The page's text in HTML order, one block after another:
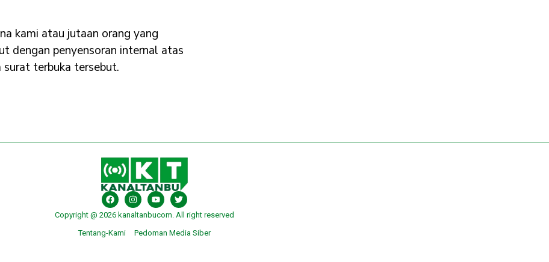
kami atau jutaan orang yang
dengan penyensoran internal atas
surat terbuka tersebut.
Copyright @ 2026 kanaltanbucom. All right reserved
Tentang-Kami
Pedoman Media Siber